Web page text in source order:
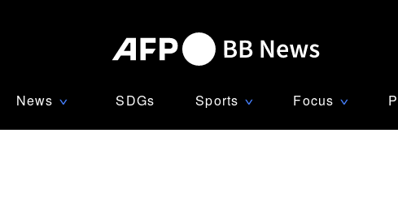
News ∨ SDGs Sports ∨ Focus ∨